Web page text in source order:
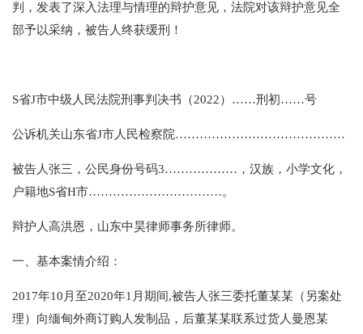
判，发表了深入法理与情理的辩护意见，法院对该辩护意见全
部予以采纳，被告人终获缓刑！
S省J市中级人民法院刑事判决书（2022）……刑初……号
公诉机关山东省J市人民检察院……………………………………
被告人张三，公民身份号码3………………，汉族，小学文化，
户籍地S省H市……………………………。
辩护人高洪恩，山东中昊律师事务所律师。
一、基本案情介绍：
2017年10月至2020年1月期间,被告人张三委托董某某（另案处
理）向缅甸外商订购人发制品，后董某某联系过货人曼恩某